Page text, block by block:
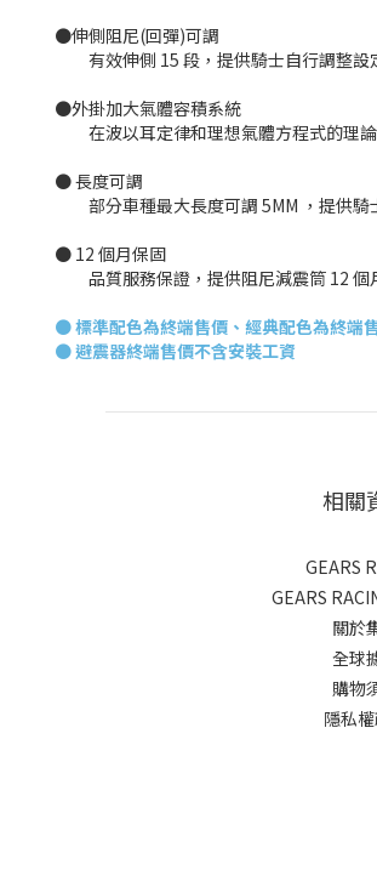
●伸側阻尼(回彈)可調
有效伸側 15 段，提供騎士自行調整設
●外掛加大氣體容積系統
在波以耳定律和理想氣體方程式的理論
● 長度可調
部分車種最大長度可調 5MM ，提供騎
● 12 個月保固
品質服務保證，提供阻尼減震筒 12 個
●標準配色為終端售價、經典配色為終端
● 避震器終端售價不含安裝工資
相關
GEARS
GEARS
關於
全球
購物
隱私